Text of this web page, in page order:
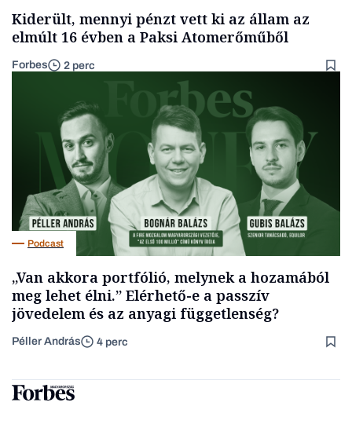
Kiderült, mennyi pénzt vett ki az állam az
elmúlt 16 évben a Paksi Atomerőműből
Forbes 2 perc
Podcast
„Van akkora portfólió, melynek a hozamából
meg lehet élni.” Elérhető-e a passzív
jövedelem és az anyagi függetlenség?
Péller András 4 perc